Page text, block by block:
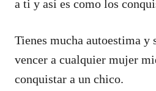
a ti y así es como los
Tienes mucha autoestima y
vencer a cualquier mujer
conquistar a un chico.